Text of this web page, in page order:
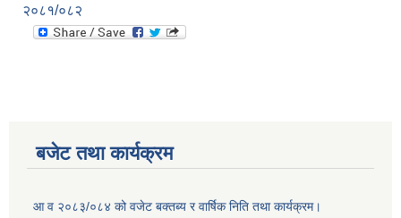
२०८१/०८२
बजेट तथा कार्यक्रम
आ व २०८३/०८४ को वजेट बक्तब्य र वार्षिक निति तथा कार्यक्रम।